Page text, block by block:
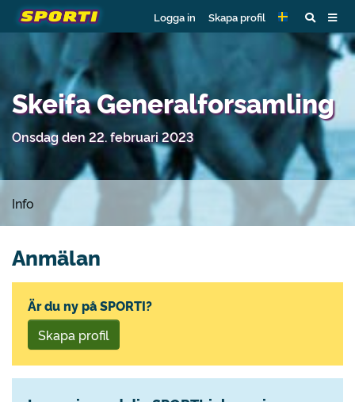
Logga in Skapa profil
Skeifa Generalforsamling
Onsdag den 22. februari 2023
Info
Anmälan
Är du ny på SPORTI?
Skapa profil